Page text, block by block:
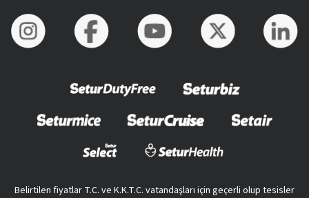
Belirtilen fiyatlar T.C. ve K.K.T.C. vatandaşları için geçerli olup tesisler